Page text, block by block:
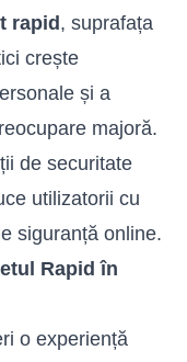
rapid , suprafața
crește
și a
majoră.
de securitate
utilizatorii cu
siguranță online.
Rapid în
o experiență